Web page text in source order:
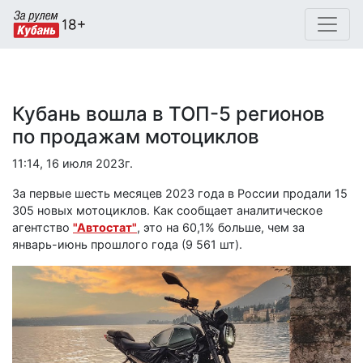
Кубань вошла в ТОП-5 регионов
по продажам мотоциклов
11:14, 16 июля 2023г.
За первые шесть месяцев 2023 года в России продали 15
305 новых мотоциклов. Как сообщает аналитическое
агентство "Автостат", это на 60,1% больше, чем за
январь-июнь прошлого года (9 561 шт).